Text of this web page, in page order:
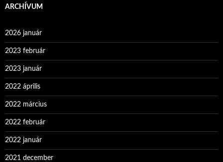
ARCHÍVUM
2026 január
2023 február
2023 január
2022 április
2022 március
2022 február
2022 január
2021 december